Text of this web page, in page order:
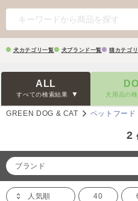
犬カテゴリ一覧 犬ブランド一覧 猫カテゴ
ALL
すべての検索結果 犬用品の
GREEN DOG & CAT ペットフード
2
ブランド
人気順 40